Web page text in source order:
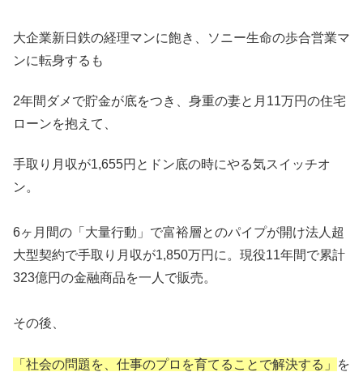
大企業新日鉄の経理マンに飽き、ソニー生命の歩合営業マ
ンに転身するも
2年間ダメで貯金が底をつき、身重の妻と月11万円の住宅
ローンを抱えて、
手取り月収が1,655円とドン底の時にやる気スイッチオ
ン。
6ヶ月間の「大量行動」で富裕層とのパイプが開け法人超
大型契約で手取り月収が1,850万円に。現役11年間で累計
323億円の金融商品を一人で販売。
その後、
「社会の問題を、仕事のプロを育てることで解決する」 を